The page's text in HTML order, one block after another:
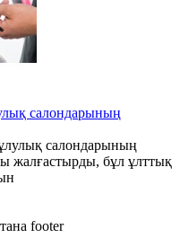
салондарының
салондарының
жалғастырды, бұл ұлттық